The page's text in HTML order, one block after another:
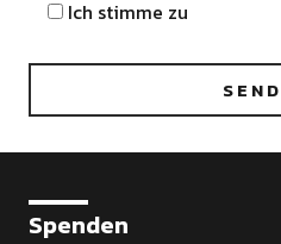
Ich stimme zu
Spenden